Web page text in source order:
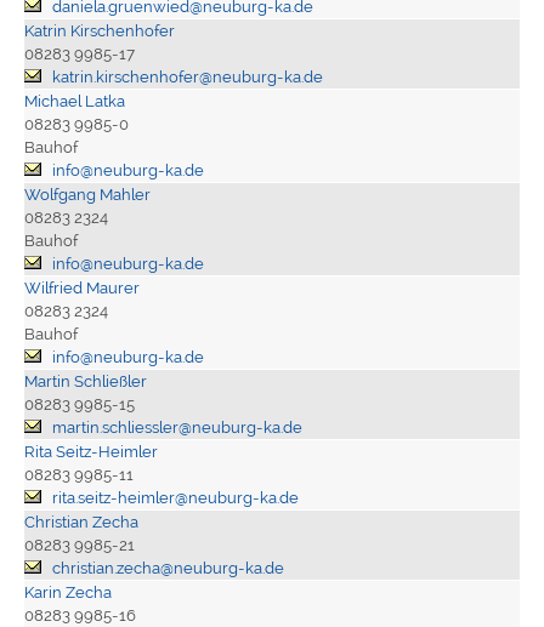
daniela.gruenwied@neuburg-ka.de
Katrin Kirschenhofer
08283 9985-17
katrin.kirschenhofer@neuburg-ka.de
Michael Latka
08283 9985-0
Bauhof
info@neuburg-ka.de
Wolfgang Mahler
08283 2324
Bauhof
info@neuburg-ka.de
Wilfried Maurer
08283 2324
Bauhof
info@neuburg-ka.de
Martin Schließler
08283 9985-15
martin.schliessler@neuburg-ka.de
Rita Seitz-Heimler
08283 9985-11
rita.seitz-heimler@neuburg-ka.de
Christian Zecha
08283 9985-21
christian.zecha@neuburg-ka.de
Karin Zecha
08283 9985-16